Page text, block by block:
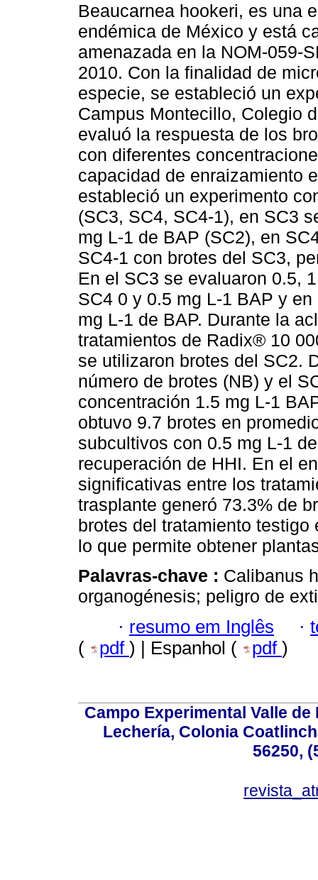
Beaucarnea hookeri, es una
endémica de México y está
amenazada en la NOM-059-
2010. Con la finalidad de
especie, se estableció un
Campus Montecillo, Colegio
evaluó la respuesta de los
con diferentes
capacidad de enraizamiento
estableció un experimento
(SC3, SC4, SC4-1), en SC3
mg L-1 de BAP (SC2), en
SC4-1 con brotes del SC3,
En el SC3 se evaluaron 0.5,
SC4 0 y 0.5 mg L-1 BAP y
mg L-1 de BAP. Durante la
tratamientos de Radix® 10
se utilizaron brotes del SC2.
número de brotes (NB) y el
concentración 1.5 mg L-1
obtuvo 9.7 brotes en
subcultivos con 0.5 mg L-1
recuperación de HHI. En el
significativas entre los
trasplante generó 73.3% de
brotes del tratamiento
lo que permite obtener
Palavras-chave : Calibanus
organogénesis; peligro de
· resumo em Inglês ·
(
pdf ) | Espanhol ( pdf )
Campo Experimental Valle
Lechería, Colonia
56250,